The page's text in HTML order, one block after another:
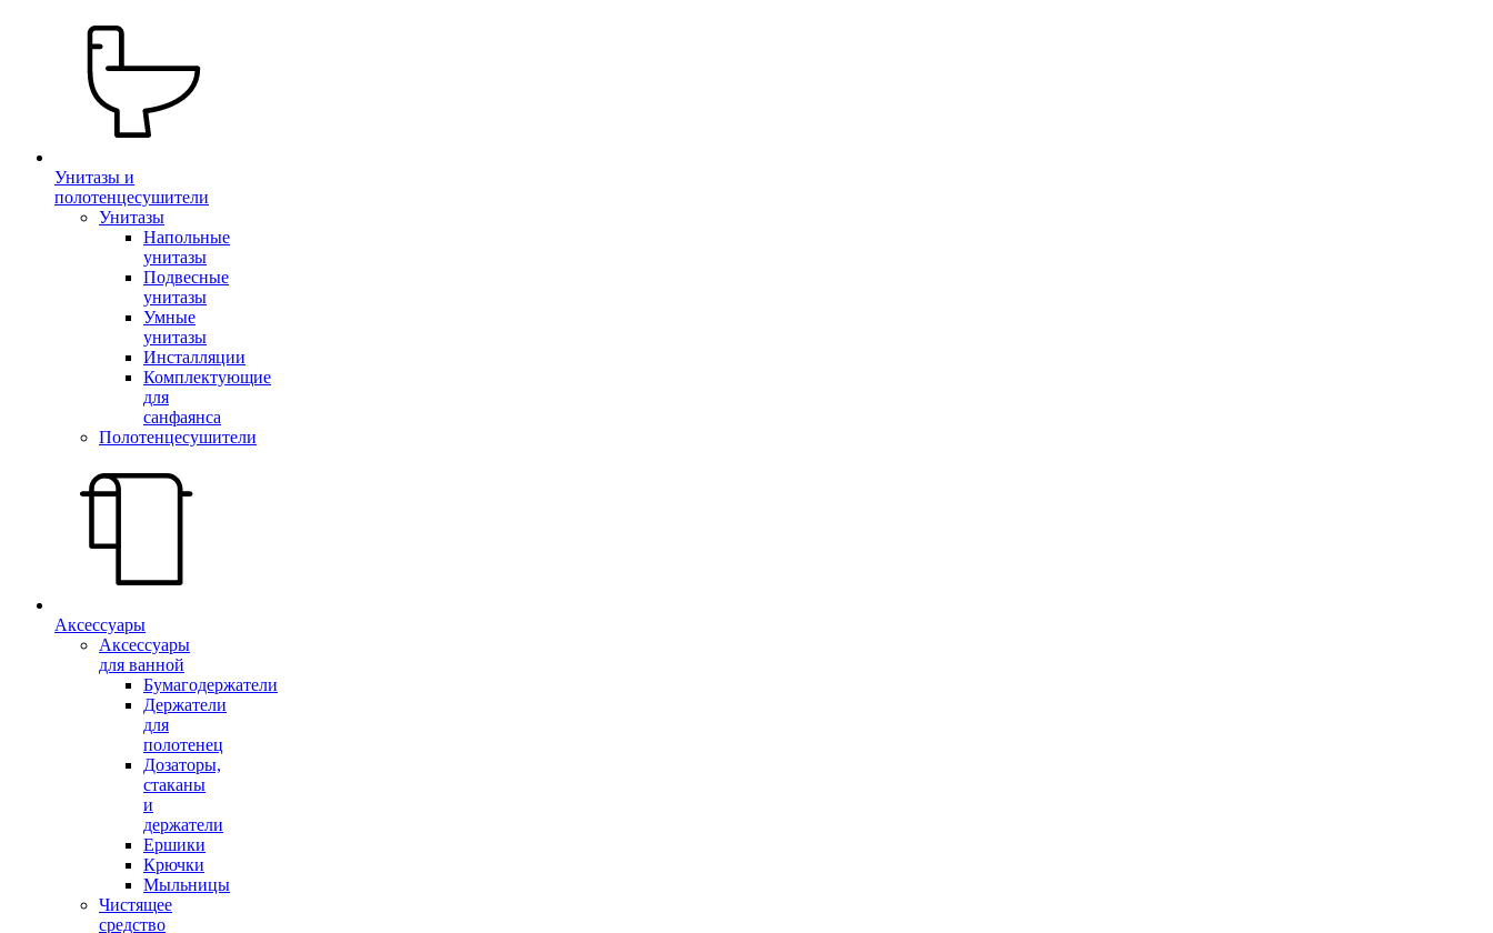
Унитазы и
полотенцесушители
Унитазы
Напольные
унитазы
Подвесные
унитазы
Умные
унитазы
Инсталляции
Комплектующие
для
санфаянса
Полотенцесушители
Аксессуары
Аксессуары
для ванной
Бумагодержатели
Держатели
для
полотенец
Дозаторы,
стаканы
и
держатели
Ершики
Крючки
Мыльницы
Чистящее
средство